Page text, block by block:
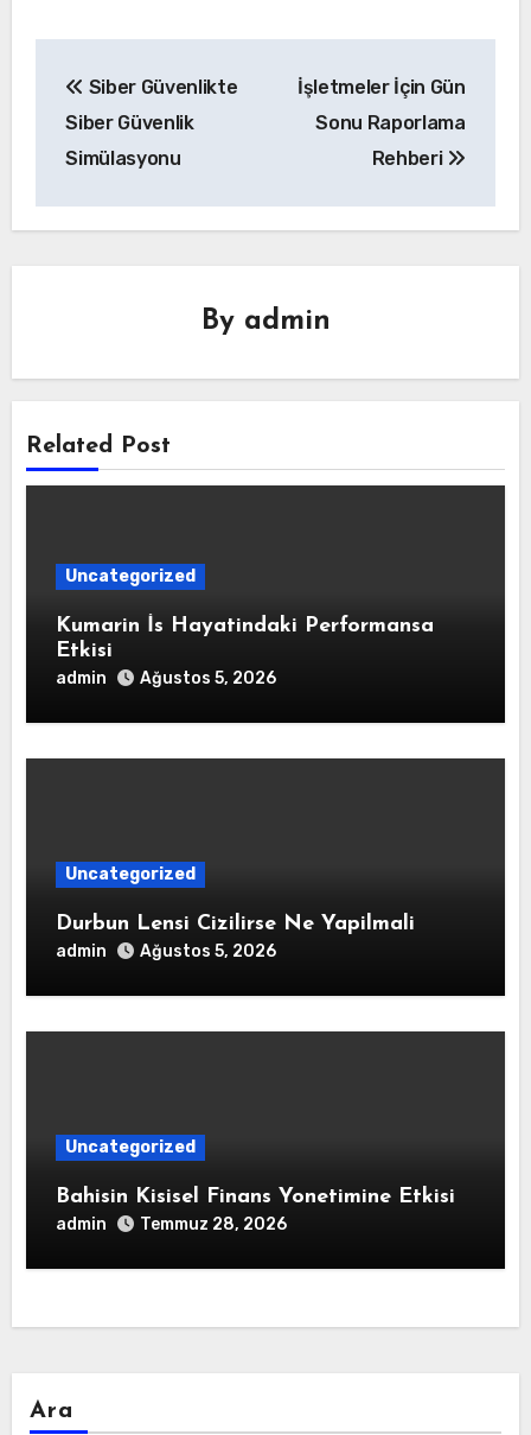
gezinmesi
Siber Güvenlikte
Siber Güvenlik
Simülasyonu
İşletmeler İçin Gün
Sonu Raporlama
Rehberi
By admin
Related Post
Uncategorized
Kumarin İs Hayatindaki Performansa
Etkisi
admin Ağustos 5, 2026
Uncategorized
Durbun Lensi Cizilirse Ne Yapilmali
admin Ağustos 5, 2026
Uncategorized
Bahisin Kisisel Finans Yonetimine Etkisi
admin Temmuz 28, 2026
Ara